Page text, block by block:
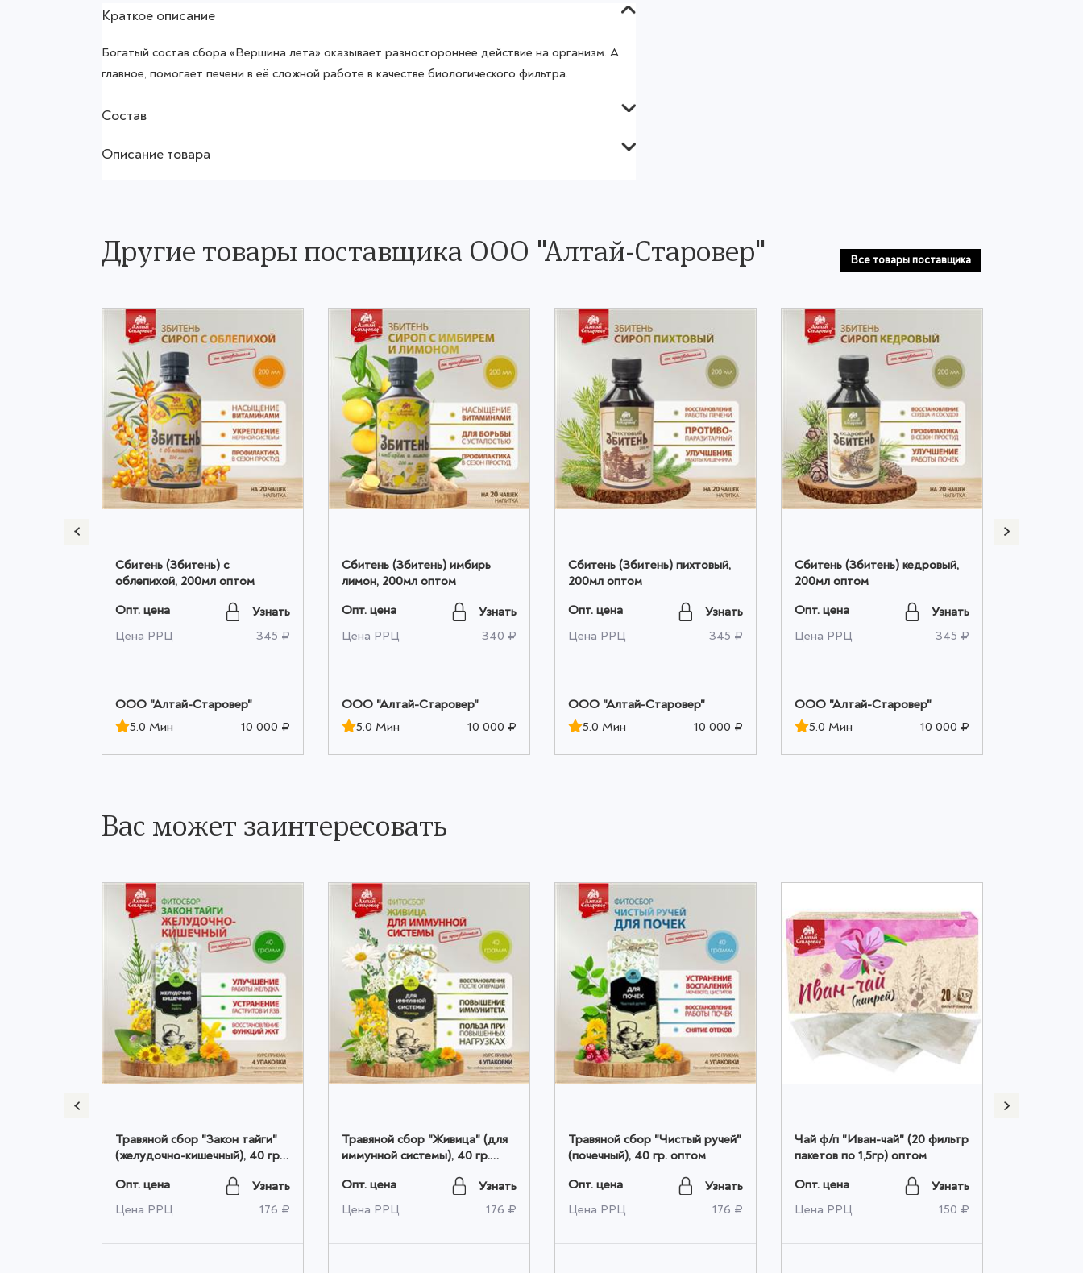
Краткое описание
Богатый состав сбора «Вершина лета» оказывает разностороннее действие на организм. А
главное, помогает печени в её сложной работе в качестве биологического фильтра.
Состав
Описание товара
Другие товары поставщика ООО "Алтай-Старовер" Все товары поставщика
Сбитень (Збитень) с
облепихой, 200мл оптом
Опт. цена
Узнать
Цена РРЦ
345 ₽
ООО "Алтай-Старовер"
5.0 Мин
10 000 ₽
Сбитень (Збитень) имбирь
лимон, 200мл оптом
Опт. цена
Узнать
Цена РРЦ
340 ₽
ООО "Алтай-Старовер"
5.0 Мин
10 000 ₽
Сбитень (Збитень) пихтовый,
200мл оптом
Опт. цена
Узнать
Цена РРЦ
345 ₽
ООО "Алтай-Старовер"
5.0 Мин
10 000 ₽
Сбитень (Збитень) кедровый,
200мл оптом
Опт. цена
Узнать
Цена РРЦ
345 ₽
ООО "Алтай-Старовер"
5.0 Мин
10 000 ₽
Вас может заинтересовать
Травяной сбор "Закон тайги"
(желудочно-кишечный), 40 гр.
Опт. цена
Узнать
Цена РРЦ
176 ₽
Травяной сбор "Живица" (для
иммунной системы), 40 гр.
Опт. цена
Узнать
Цена РРЦ
176 ₽
Травяной сбор "Чистый ручей"
(почечный), 40 гр. оптом
Опт. цена
Узнать
Цена РРЦ
176 ₽
Чай ф/п "Иван-чай" (20 фильтр
пакетов по 1,5гр) оптом
Опт. цена
Узнать
Цена РРЦ
150 ₽